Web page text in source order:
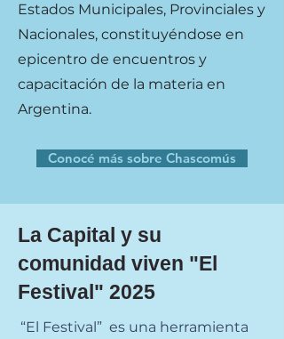
Estados Municipales, Provinciales y
Nacionales, constituyéndose en
epicentro de encuentros y
capacitación de la materia en
Argentina.​
Conocé más sobre Chascomús
La Capital y su
comunidad viven "El
Festival" 2025
“El Festival” es una herramienta